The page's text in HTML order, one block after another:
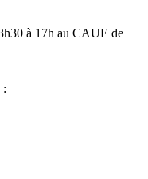
à 17h au CAUE de
: